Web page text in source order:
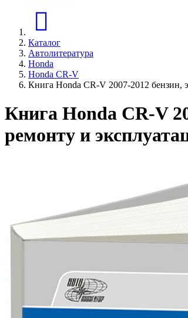
Каталог
Автолитература
Honda
Honda CR-V
Книга Honda CR-V 2007-2012 бензин,
Книга Honda CR-V
ремонту и